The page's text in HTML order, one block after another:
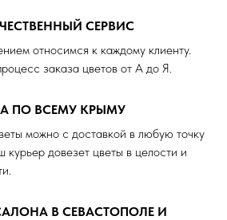
СЕРВИС
относимся к каждому клиенту.
заказа цветов от А до Я.
ПО ВСЕМУ КРЫМУ
можно с доставкой в любую точку
довезет цветы в целости и
В СЕВАСТОПОЛЕ И